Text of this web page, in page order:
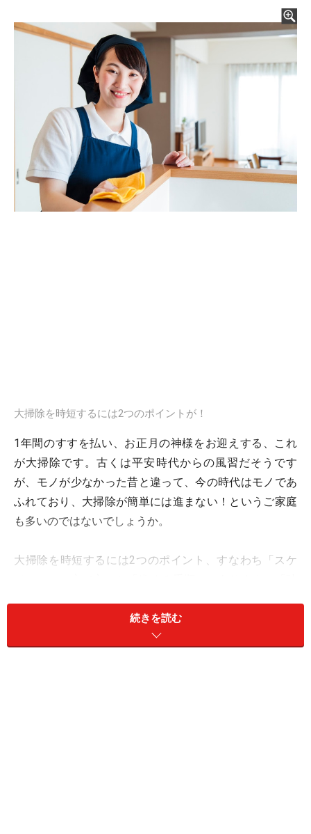
大掃除を時短するには2つのポイントが！
1年間のすすを払い、お正月の神様をお迎えする、これ
が大掃除です。古くは平安時代からの風習だそうです
が、モノが少なかった昔と違って、今の時代はモノであ
ふれており、大掃除が簡単には進まない！というご家庭
も多いのではないでしょうか。
大掃除を時短するには2つのポイント、すなわち「スケ
トとして取り組む方法を、シンプルライフのプロがお伝
続きを読む